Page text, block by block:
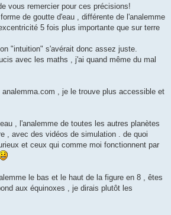
vous remercier pour ces précisions!
de goutte d'eau , différente de l'analemme
5 fois plus importante que sur terre
"intuition" s'avérait donc assez juste.
avec les maths , j'ai quand même du mal
, je le trouve plus accessible et
, l'analemme de toutes les autres planètes
, avec des vidéos de simulation . de quoi
et ceux qui comme moi fonctionnent par
le bas et le haut de la figure en 8 , êtes
aux équinoxes , je dirais plutôt les